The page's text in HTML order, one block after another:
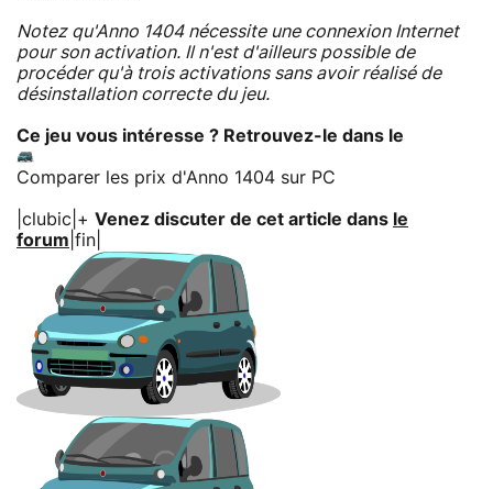
Notez qu'Anno 1404 nécessite une connexion Internet
pour son activation. Il n'est d'ailleurs possible de
procéder qu'à trois activations sans avoir réalisé de
désinstallation correcte du jeu.
Ce jeu vous intéresse ? Retrouvez-le dans le
Comparer les prix d'Anno 1404 sur PC
|clubic|+ Venez discuter de cet article dans le
forum |fin|